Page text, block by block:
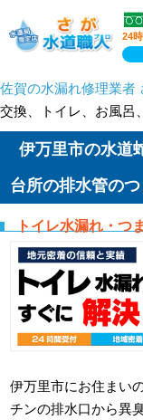
24
佐賀の水漏れ修理業者
交換、トイレ、お風呂
伊万里市の水道
台所の排水管の
トイレ水漏れ・つ
伊万里市にお住まい
チンの排水口から異